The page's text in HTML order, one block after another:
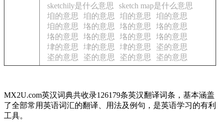
sketchily是什么意思
sketch map是什么意思
垍的意思
垍的意思 垍的意思
垍的意思
垍的意思
垎的意思 垎的意思
垎的意思
垎的意思
垎的意思 垎的意思
垎的意思
垏的意思
垏的意思 垏的意思
垐的意思
垐的意思
垐的意思 垐的意思 垐的意思
MX2U.com英汉词典共收录126179条英汉翻译词条，基本涵盖
了全部常用英语词汇的翻译、用法及例句，是英语学习的有利
工具。